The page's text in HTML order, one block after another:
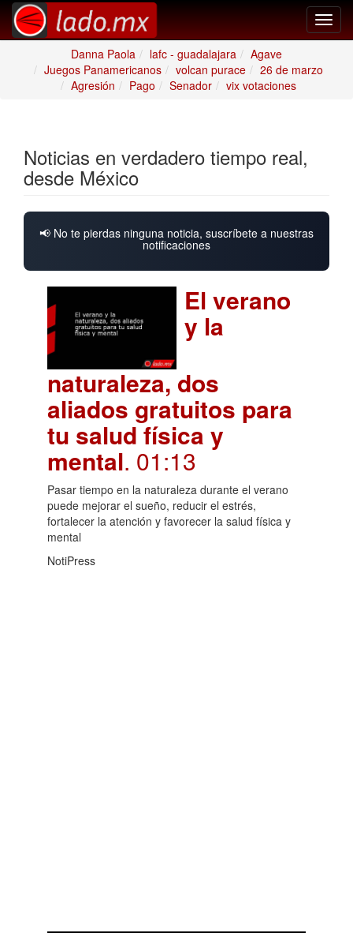
Danna Paola
lafc - guadalajara
Agave
Juegos Panamericanos
volcan purace
26 de marzo
Agresión
Pago Senador vix votaciones
Noticias en verdadero tiempo real,
desde México
📢 No te pierdas ninguna noticia, suscríbete a nuestras
notificaciones
El verano
y la
naturaleza, dos
aliados gratuitos para
tu salud física y
mental. 01:13
Pasar tiempo en la naturaleza durante el verano
puede mejorar el sueño, reducir el estrés,
fortalecer la atención y favorecer la salud física y
mental
NotiPress